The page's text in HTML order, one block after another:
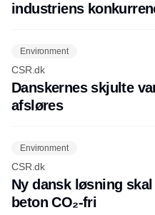
industriens
Environment
CSR.dk
Danskernes skjulte
afsløres
Environment
CSR.dk
Ny dansk løsning
beton CO₂-fri